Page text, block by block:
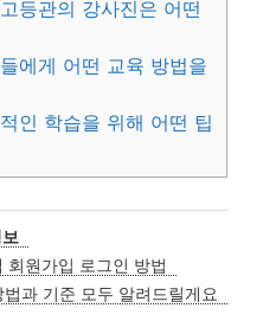
등관의 강사진은 어떤
에게 어떤 교육 방법을
인 학습을 위해 어떤 팁
회원가입 로그인 방법
과 기준 모두 알려드릴게요